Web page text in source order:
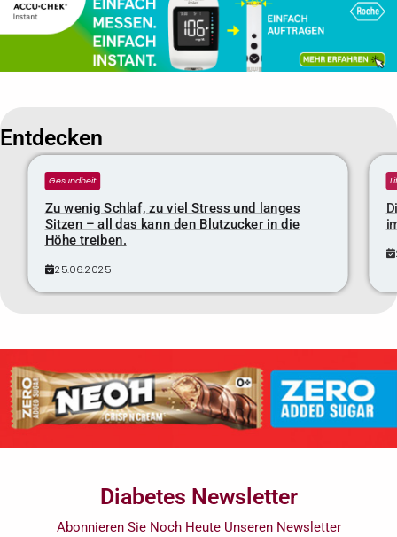
Entdecken
Gesundheit
Zu wenig Schlaf, zu viel Stress und langes
Sitzen – all das kann den Blutzucker in die
Höhe treiben.
25.06.2025
Diabetes Newsletter
Abonnieren Sie Noch Heute Unseren Newsletter